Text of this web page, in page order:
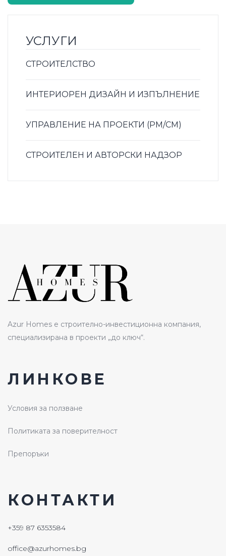
УСЛУГИ
СТРОИТЕЛСТВО
ИНТЕРИОРЕН ДИЗАЙН И ИЗПЪЛНЕНИЕ
УПРАВЛЕНИЕ НА ПРОЕКТИ (PM/CM)
СТРОИТЕЛЕН И АВТОРСКИ НАДЗОР
Azur Homes е строително-инвестиционна компания,
специализирана в проекти „до ключ“.
ЛИНКОВЕ
Условия за ползване
Политиката за поверителност
Препоръки
КОНТАКТИ
+359 87 6353584
office@azurhomes.bg